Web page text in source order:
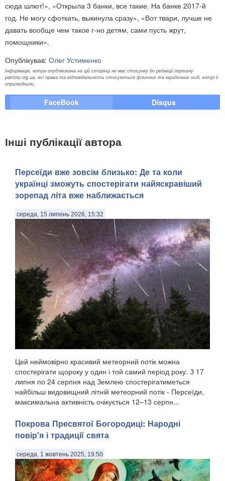
сюда шлют!», «Открыла 3 банки, все такие. На банке 2017-й
год. Не могу сфоткать, выкинула сразу», «Вот твари, лучше не
давать вообще чем такое г-но детям, сами пусть жрут,
помощники».
Опублікував: Олег Устименко
Інформація, котра опублікована на цій сторінці не має стосунку до редакції порталу
patrioty.org.ua, всі права та відповідальність стосуються фізичних та юридичних осіб, котрі її
оприлюднили.
FaceBook Disqus
Інші публікації автора
Персеїди вже зовсім близько: Де та коли
українці зможуть спостерігати найяскравіший
зорепад літа вже наближається
середа, 15 липень 2026, 15:32
Цей неймовірно красивий метеорний потік можна
спостерігати щороку у один і той самий період року. З 17
липня по 24 серпня над Землею спостерігатиметься
найбільш видовищний літній метеорний потік - Персеїди,
максимальна активність очікується 12–13 серпн...
Покрова Пресвятої Богородиці: Народні
повір'я і традиції свята
середа, 1 жовтень 2025, 19:50